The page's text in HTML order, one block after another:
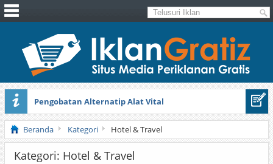
Pengobatan Alternatip Alat Vital
Pita Cantik Pesona
Beranda Kategori Hotel & Travel
Kategori: Hotel & Travel